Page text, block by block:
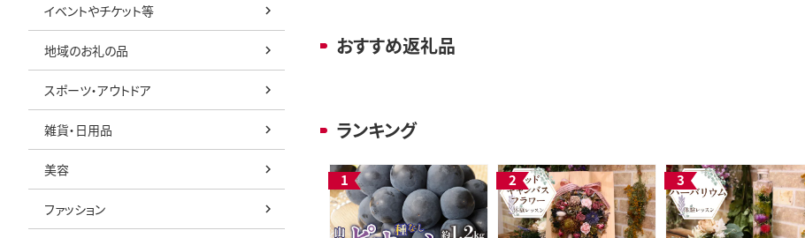
イベントやチケット等
地域のお礼の品
スポーツ・アウトドア
雑貨・日用品
美容
ファッション
おすすめ返礼品
ランキング